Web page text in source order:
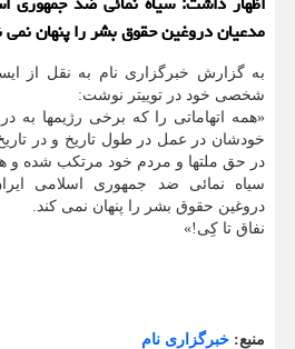
مدعیان دروغین حقوق بشر را پنهان نمی
به گزارش خبرگزاری نام به نقل از
شخصی خود در توییتر نوشت:
«همه اتهاماتی را که برخی رژیمها به
خودشان در عمل در طول تاریخ و در
در حق ملتها و مردم خود مرتکب شده و
سیاه نمائی ضد جمهوری اسلامی
دروغین حقوق بشر را پنهان نمی کند.
نفاق تا کِی!»
منبع: خبرگزاری نام